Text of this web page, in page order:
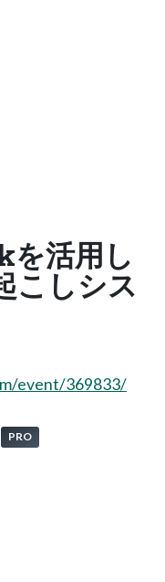
活用し
こしシス
event/369833/
PRO